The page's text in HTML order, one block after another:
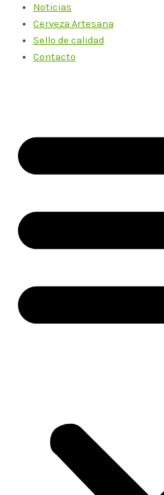
Noticias
Cerveza Artesana
Sello de calidad
Contacto